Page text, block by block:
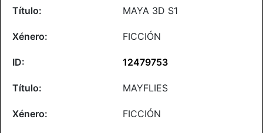
MAYA 3D S1
FICCIÓN
12479753
MAYFLIES
FICCIÓN